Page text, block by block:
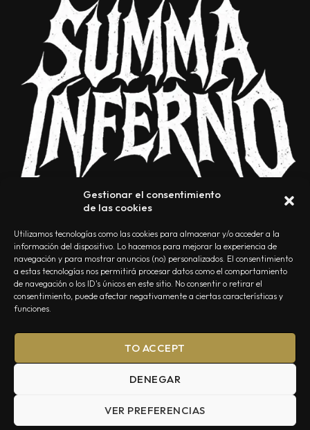
Gestionar el consentimiento
de las cookies
Utilizamos tecnologías como las cookies para almacenar y/o acceder a la
información del dispositivo. Lo hacemos para mejorar la experiencia de
navegación y para mostrar anuncios (no) personalizados. El consentimiento
a estas tecnologías nos permitirá procesar datos como el comportamiento
de navegación o los ID's únicos en este sitio. No consentir o retirar el
consentimiento, puede afectar negativamente a ciertas características y
funciones.
TO ACCEPT
DENEGAR
VER PREFERENCIAS
NOSOTROS CONTACTO EDITORIAL POLÍTICA DE PRIVACIDAD
Summa Inferno — Todos los Derechos Reservados © 2026